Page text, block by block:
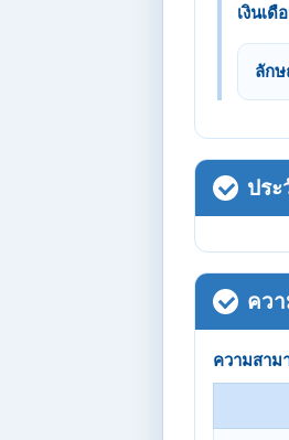
เงินเดื
ลัก
ปร
คว
ความสาม